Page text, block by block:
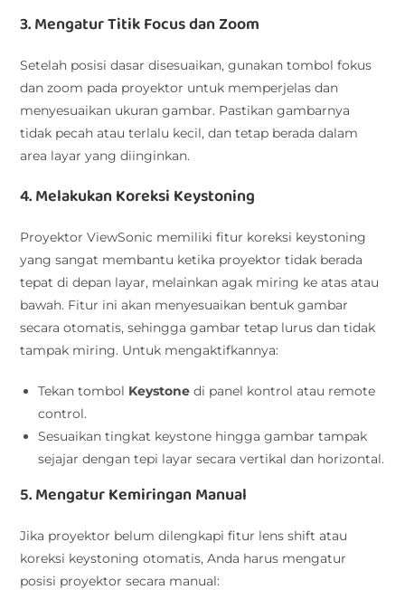
3. Mengatur Titik Focus dan Zoom
Setelah posisi dasar disesuaikan, gunakan tombol fokus
dan zoom pada proyektor untuk memperjelas dan
menyesuaikan ukuran gambar. Pastikan gambarnya
tidak pecah atau terlalu kecil, dan tetap berada dalam
area layar yang diinginkan.
4. Melakukan Koreksi Keystoning
Proyektor ViewSonic memiliki fitur koreksi keystoning
yang sangat membantu ketika proyektor tidak berada
tepat di depan layar, melainkan agak miring ke atas atau
bawah. Fitur ini akan menyesuaikan bentuk gambar
secara otomatis, sehingga gambar tetap lurus dan tidak
tampak miring. Untuk mengaktifkannya:
Tekan tombol Keystone di panel kontrol atau remote
control.
Sesuaikan tingkat keystone hingga gambar tampak
sejajar dengan tepi layar secara vertikal dan horizontal.
5. Mengatur Kemiringan Manual
Jika proyektor belum dilengkapi fitur lens shift atau
koreksi keystoning otomatis, Anda harus mengatur
posisi proyektor secara manual: